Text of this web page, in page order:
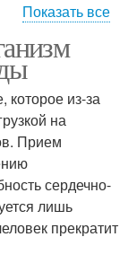
на
алкоголя
Показать все
которое из-за
на
Прием
сердечно-
лишь
прекратит